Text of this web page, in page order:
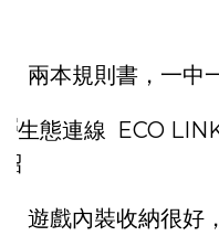
兩本規則書，一中
遊戲內裝收納很好